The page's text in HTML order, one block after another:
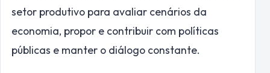
setor produtivo para avaliar cenários da
economia, propor e contribuir com políticas
públicas e manter o diálogo constante.